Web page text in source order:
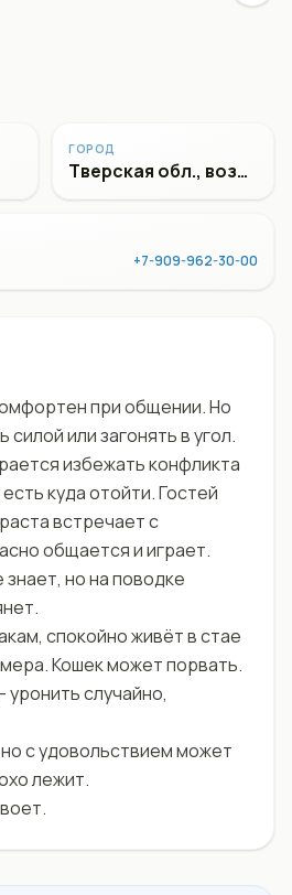
ГОРОД
Тверская обл., возможен переезд
+7-909-962-30-00
при общении. Но
силой или загонять в угол.
избежать конфликта
куда отойти. Гостей
встречает с
общается и играет.
но на поводке
спокойно живёт в стае
Кошек может порвать.
случайно,
с удовольствием может
лежит.